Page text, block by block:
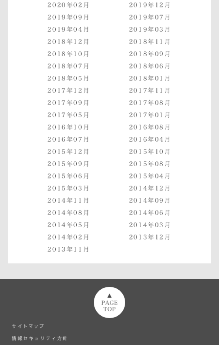
2020年02月
2019年12月
2019年09月
2019年07月
2019年04月
2019年03月
2018年12月
2018年11月
2018年10月
2018年09月
2018年07月
2018年06月
2018年05月
2018年01月
2017年12月
2017年11月
2017年09月
2017年08月
2017年05月
2017年01月
2016年10月
2016年08月
2016年07月
2016年04月
2015年12月
2015年10月
2015年09月
2015年08月
2015年06月
2015年04月
2015年03月
2014年12月
2014年11月
2014年09月
2014年08月
2014年06月
2014年05月
2014年03月
2014年02月
2013年12月
2013年11月
サイトマップ
情報セキュリティ方針